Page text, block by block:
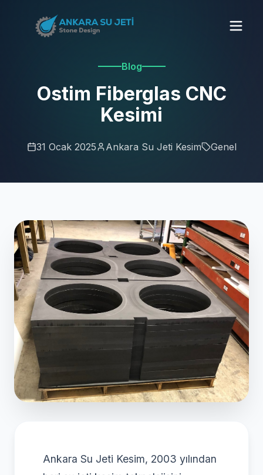
Blog
Ostim Fiberglas CNC
Kesimi
31 Ocak 2025 Ankara Su Jeti Kesim Genel
Ankara Su Jeti Kesim, 2003 yılından